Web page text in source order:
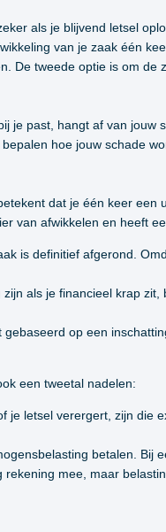
als je blijvend letsel
van je zaak één
De tweede optie is om de
je past, hangt af van jouw
hoe jouw schade
dat je één keer een
van afwikkelen en heeft
is definitief afgerond.
als je financieel krap
op een
een tweetal nadelen:
je letsel verergert, zijn die
betalen. Bij
mee, maar